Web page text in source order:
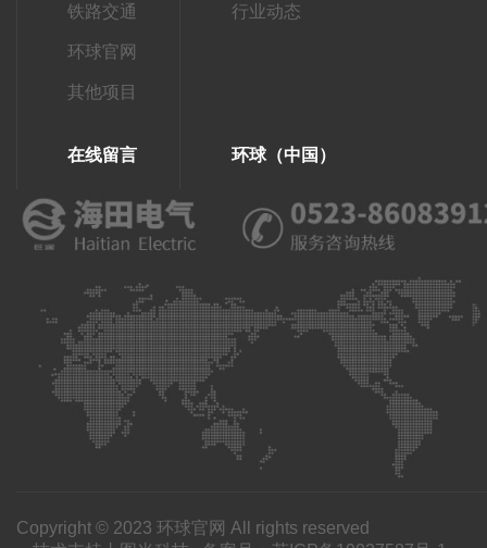
铁路交通
环球官网
其他项目
行业动态
在线留言 环球（中国）
Copyright © 2023 环球官网 All rights reserved